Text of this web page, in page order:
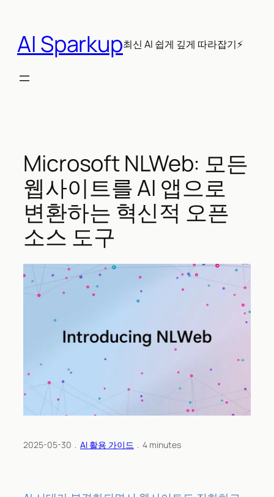
AI Sparkup최신 AI 쉽게 깊게 따라잡기⚡
Microsoft NLWeb: 모든
웹사이트를 AI 앱으로
변환하는 혁신적 오픈
소스 도구
2025-05-30 ﹒ AI 활용 가이드 ﹒ 4 minutes